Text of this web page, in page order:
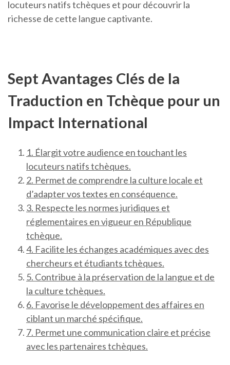
locuteurs natifs tchèques et pour découvrir la
richesse de cette langue captivante.
Sept Avantages Clés de la
Traduction en Tchèque pour un
Impact International
1. Élargit votre audience en touchant les
locuteurs natifs tchèques.
2. Permet de comprendre la culture locale et
d’adapter vos textes en conséquence.
3. Respecte les normes juridiques et
réglementaires en vigueur en République
tchèque.
4. Facilite les échanges académiques avec des
chercheurs et étudiants tchèques.
5. Contribue à la préservation de la langue et de
la culture tchèques.
6. Favorise le développement des affaires en
ciblant un marché spécifique.
7. Permet une communication claire et précise
avec les partenaires tchèques.